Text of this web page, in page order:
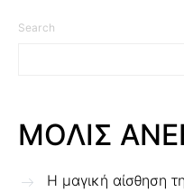
Search
ΜΟΛΙΣ
Η μαγική αίσθηση